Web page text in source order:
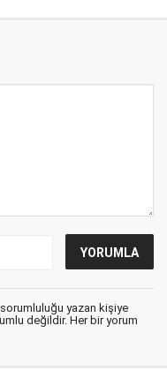
sorumluluğu yazan kişiye
değildir. Her bir yorum